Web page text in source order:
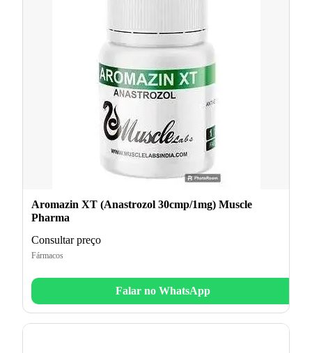
Aromazin XT (Anastrozol 30cmp/1mg) Muscle
Pharma
Consultar preço
Fármacos
Falar no WhatsApp